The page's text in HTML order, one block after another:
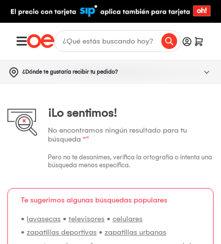
¿Dónde te gustaría recibir tu pedido?
¡Lo sentimos!
No encontramos ningún resultado para tu
búsqueda “”
Pero no te desanimes, verifica la ortografía o intenta una
búsqueda menos específica.
Te sugerimos algunas búsquedas populares
• lavasecas • televisores • celulares
• zapatillas deportivas • zapatillas urbanas